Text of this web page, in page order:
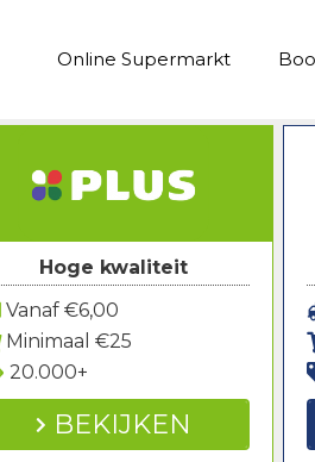
Online Supermarkt
Hoge kwaliteit
Vanaf €6,00
Minimaal €25
20.000+
BEKIJKEN